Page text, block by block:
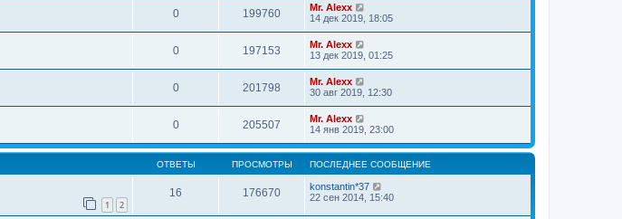
0 199760
Mr. Alexx
14 дек 2019, 18:05
0 197153
Mr. Alexx
13 дек 2019, 01:25
0 201798
Mr. Alexx
30 авг 2019, 12:30
0 205507
Mr. Alexx
14 янв 2019, 23:00
ОТВЕТЫ ПРОСМОТРЫ ПОСЛЕДНЕЕ СООБЩЕНИЕ
1 2
16 176670
konstantin*37
22 сен 2014, 15:40